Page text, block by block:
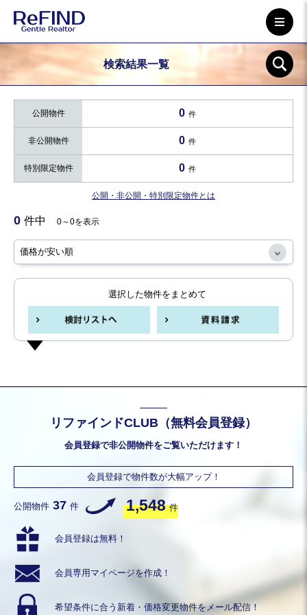
検索結果一覧
公開物件 0 件
非公開物件 0 件
特別限定物件 0 件
公開・非公開・特別限定物件とは
0 件中 0～0を表示
選択した物件をまとめて
リファインドCLUB（無料会員登録）
会員登録で非公開物件をご覧いただけます！
会員登録で物件数が大幅アップ！
公開物件 37 件 1,548 件
会員登録は無料！
会員専用 マイページを作成！
希望条件に合う 新着・価格変更物件をメール配信！